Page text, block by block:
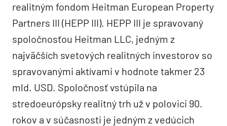
realitným fondom Heitman European Property
Partners III (HEPP III). HEPP III je spravovaný
spoločnosťou Heitman LLC, jedným z
najväčších svetových realitných investorov so
spravovanými aktívami v hodnote takmer 23
mld. USD. Spoločnosť vstúpila na
stredoeurópsky realitný trh už v polovici 90.
rokov a v súčasnosti je jedným z vedúcich